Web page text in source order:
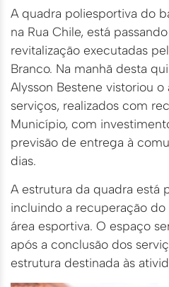
A quadra poliesportiva do
na Rua Chile, está
revitalização executadas
Branco. Na manhã desta
Alysson Bestene vistoriou
serviços, realizados com
Município, com
previsão de entrega à
dias.
A estrutura da quadra está
incluindo a recuperação
área esportiva. O espaço
após a conclusão dos
estrutura destinada às